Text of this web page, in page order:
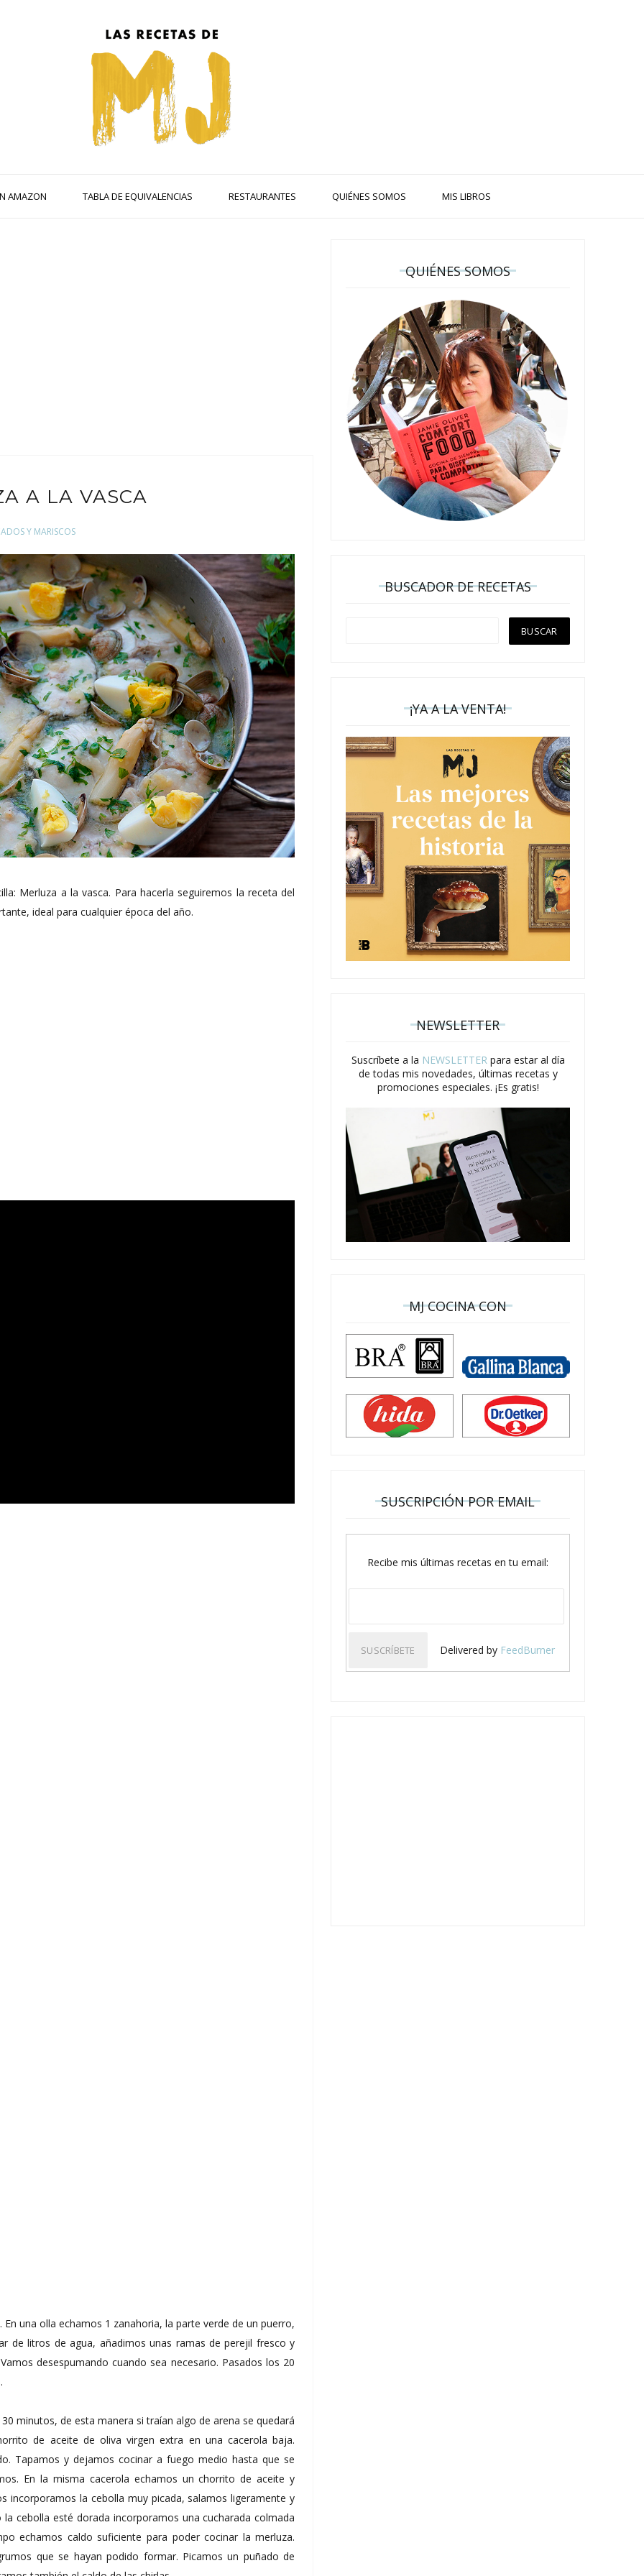
AMAZON TABLA DE EQUIVALENCIAS RESTAURANTES QUIÉNES SOMOS MIS LIBROS
A LA VASCA
Y MARISCOS
Merluza a la vasca. Para hacerla seguiremos la receta del
ideal para cualquier época del año.
una olla echamos 1 zanahoria, la parte verde de un puerro,
de litros de agua, añadimos unas ramas de perejil fresco y
desespumando cuando sea necesario. Pasados los 20
minutos, de esta manera si traían algo de arena se quedará
de aceite de oliva virgen extra en una cacerola baja.
Tapamos y dejamos cocinar a fuego medio hasta que se
En la misma cacerola echamos un chorrito de aceite y
incorporamos la cebolla muy picada, salamos ligeramente y
cebolla esté dorada incorporamos una cucharada colmada
echamos caldo suficiente para poder cocinar la merluza.
que se hayan podido formar. Picamos un puñado de
QUIÉNES SOMOS
BUSCADOR DE RECETAS
¡YA A LA VENTA!
NEWSLETTER
Suscríbete a la NEWSLETTERpara estar al día
de todas mis novedades, últimas recetas y
promociones especiales. ¡Es gratis!
MJ COCINA CON
SUSCRIPCIÓN POR EMAIL
Recibe mis últimas recetas en tu email:
Delivered by FeedBurner